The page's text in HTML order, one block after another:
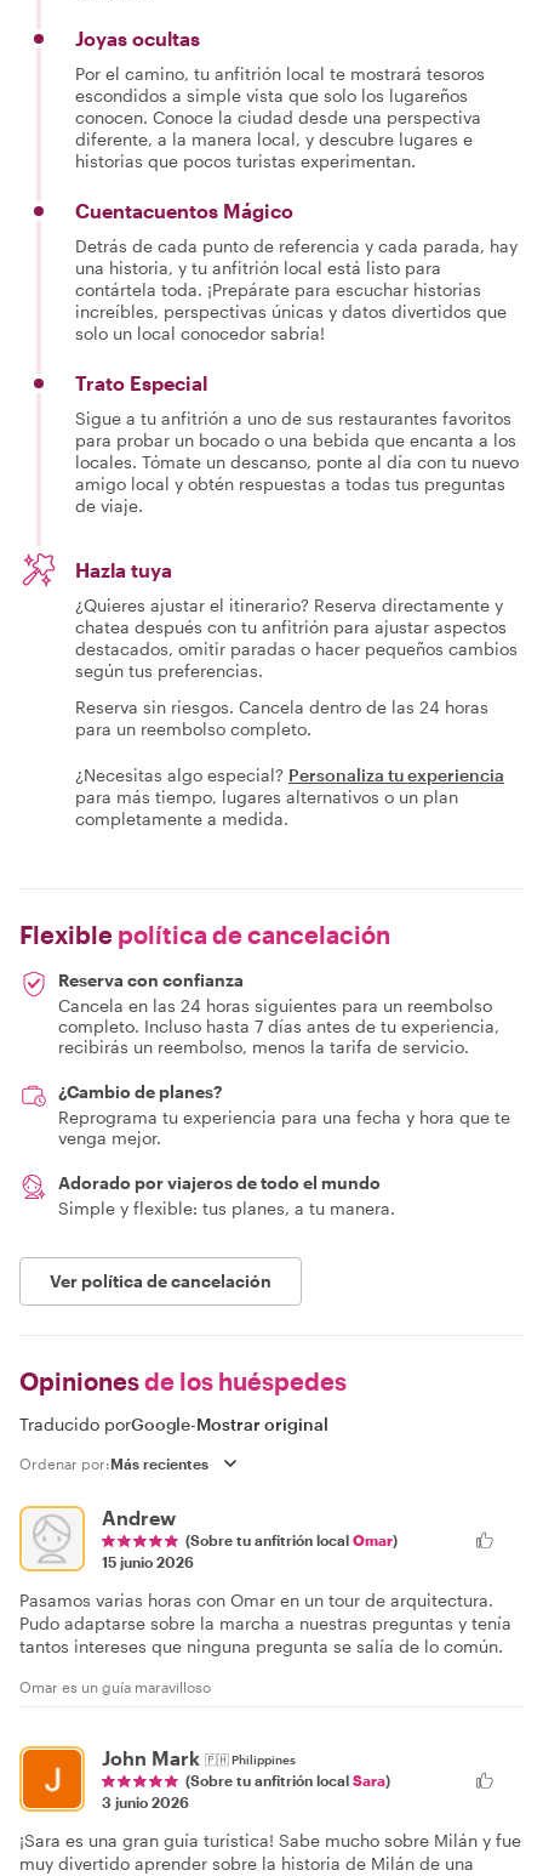
Joyas ocultas
Por el camino, tu anfitrión local te mostrará tesoros
escondidos a simple vista que solo los lugareños
conocen. Conoce la ciudad desde una perspectiva
diferente, a la manera local, y descubre lugares e
historias que pocos turistas experimentan.
Cuentacuentos Mágico
Detrás de cada punto de referencia y cada parada, hay
una historia, y tu anfitrión local está listo para
contártela toda. ¡Prepárate para escuchar historias
increíbles, perspectivas únicas y datos divertidos que
solo un local conocedor sabría!
Trato Especial
Sigue a tu anfitrión a uno de sus restaurantes favoritos
para probar un bocado o una bebida que encanta a los
locales. Tómate un descanso, ponte al día con tu nuevo
amigo local y obtén respuestas a todas tus preguntas
de viaje.
Hazla tuya
¿Quieres ajustar el itinerario? Reserva directamente y
chatea después con tu anfitrión para ajustar aspectos
destacados, omitir paradas o hacer pequeños cambios
según tus preferencias.
Reserva sin riesgos. Cancela dentro de las 24 horas
para un reembolso completo.
¿Necesitas algo especial? Personaliza tu experiencia
para más tiempo, lugares alternativos o un plan
completamente a medida.
Flexible política de cancelación
Reserva con confianza
Cancela en las 24 horas siguientes para un reembolso
completo. Incluso hasta 7 días antes de tu experiencia,
recibirás un reembolso, menos la tarifa de servicio.
¿Cambio de planes?
Reprograma tu experiencia para una fecha y hora que te
venga mejor.
Adorado por viajeros de todo el mundo
Simple y flexible: tus planes, a tu manera.
Ver política de cancelación
Opinionesde los huéspedes
Traducido porGoogle-Mostrar original
Ordenar por:
Andrew
(Sobre tu anfitrión local Omar)
15 junio 2026
Pasamos varias horas con Omar en un tour de arquitectura.
Pudo adaptarse sobre la marcha a nuestras preguntas y tenía
tantos intereses que ninguna pregunta se salía de lo común.
Omar es un guía maravilloso
John Mark 🇵🇭Philippines
(Sobre tu anfitrión local Sara)
3 junio 2026
¡Sara es una gran guía turística! Sabe mucho sobre Milán y fue
muy divertido aprender sobre la historia de Milán de una